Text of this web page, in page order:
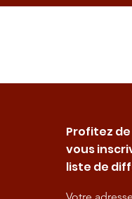
Profitez
vous
liste de